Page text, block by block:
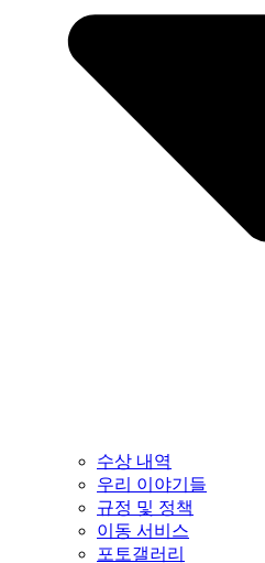
수상 내역
우리 이야기들
규정 및 정책
이동 서비스
포토갤러리